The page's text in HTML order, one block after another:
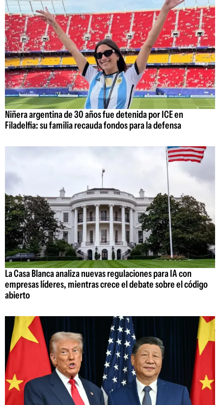
Niñera argentina de 30 años fue detenida por ICE en
Filadelfia: su familia recauda fondos para la defensa
La Casa Blanca analiza nuevas regulaciones para IA con
empresas líderes, mientras crece el debate sobre el código
abierto